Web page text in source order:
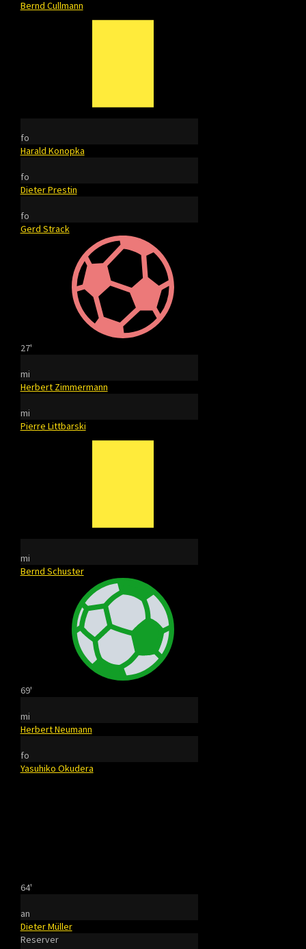
Bernd Cullmann
fo
Harald Konopka
fo
Dieter Prestin
fo
Gerd Strack
27'
mi
Herbert Zimmermann
mi
Pierre Littbarski
mi
Bernd Schuster
69'
mi
Herbert Neumann
fo
Yasuhiko Okudera
64'
an
Dieter Müller
Reserver